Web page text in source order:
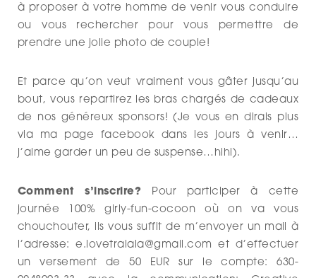
à proposer à votre homme de venir vous conduire
ou vous rechercher pour vous permettre de
prendre une jolie photo de couple!
Et parce qu’on veut vraiment vous gâter jusqu’au
bout, vous repartirez les bras chargés de cadeaux
de nos généreux sponsors! (Je vous en dirais plus
via ma page facebook dans les jours à venir…
j’aime garder un peu de suspense…hihi).
Comment s’inscrire? Pour participer à cette
journée 100% girly-fun-cocoon où on va vous
chouchouter, ils vous suffit de m’envoyer un mail à
l’adresse: e.lovetralala@gmail.com et d’effectuer
un versement de 50 EUR sur le compte: 630-